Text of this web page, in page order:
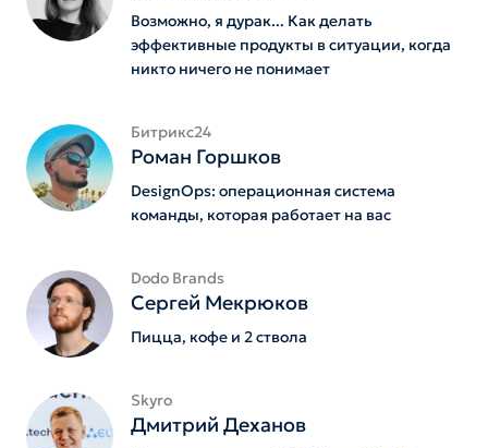
Возможно, я дурак... Как делать
эффективные продукты в ситуации, когда
никто ничего не понимает
Битрикс24
Роман Горшков
DesignOps: операционная система
команды, которая работает на вас
Dodo Brands
Сергей Мекрюков
Пицца, кофе и 2 ствола
Skyro
Дмитрий Деханов